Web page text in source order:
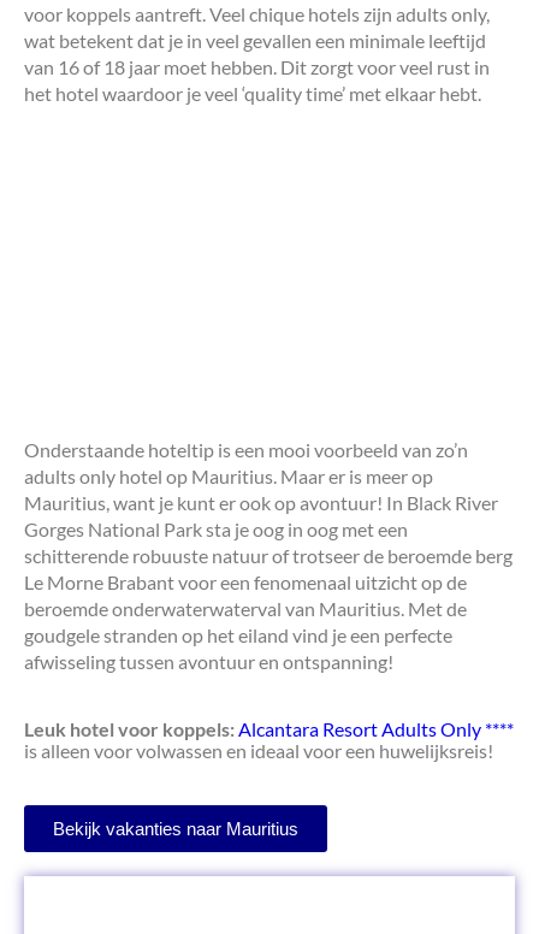
voor koppels aantreft. Veel chique hotels zijn adults only,
wat betekent dat je in veel gevallen een minimale leeftijd
van 16 of 18 jaar moet hebben. Dit zorgt voor veel rust in
het hotel waardoor je veel ‘quality time’ met elkaar hebt.
Onderstaande hoteltip is een mooi voorbeeld van zo’n
adults only hotel op Mauritius. Maar er is meer op
Mauritius, want je kunt er ook op avontuur! In Black River
Gorges National Park sta je oog in oog met een
schitterende robuuste natuur of trotseer de beroemde berg
Le Morne Brabant voor een fenomenaal uitzicht op de
beroemde onderwaterwaterval van Mauritius. Met de
goudgele stranden op het eiland vind je een perfecte
afwisseling tussen avontuur en ontspanning!
Leuk hotel voor koppels: Alcantara Resort Adults Only ****
is alleen voor volwassen en ideaal voor een huwelijksreis!
Bekijk vakanties naar Mauritius